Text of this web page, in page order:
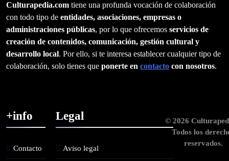
Culturapedia.com tiene una profunda vocación de colaboración
con todo tipo de entidades, asociaciones, empresas o
administraciones públicas, por lo que ofrecemos servicios de
creación de contenidos, comunicación, gestión cultural y
desarrollo local. Por ello, si te interesa establecer cualquier tipo de
colaboración, solo tienes que ponerte en contacto con nosotros.
+info
Contacto
Legal
Aviso legal
© 2026
Todos los
reservados.